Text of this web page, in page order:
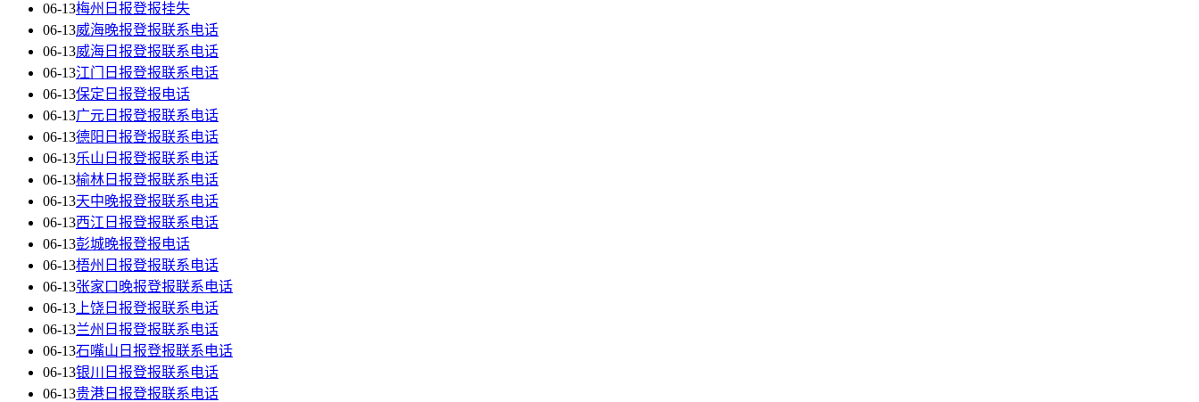
06-13梅州日报登报挂失
06-13威海晚报登报联系电话
06-13威海日报登报联系电话
06-13江门日报登报联系电话
06-13保定日报登报电话
06-13广元日报登报联系电话
06-13德阳日报登报联系电话
06-13乐山日报登报联系电话
06-13榆林日报登报联系电话
06-13天中晚报登报联系电话
06-13西江日报登报联系电话
06-13彭城晚报登报电话
06-13梧州日报登报联系电话
06-13张家口晚报登报联系电话
06-13 上饶日报登报联系电话
06-13兰州日报登报联系电话
06-13石嘴山日报登报联系电话
06-13银川日报登报联系电话
06-13贵港日报登报联系电话